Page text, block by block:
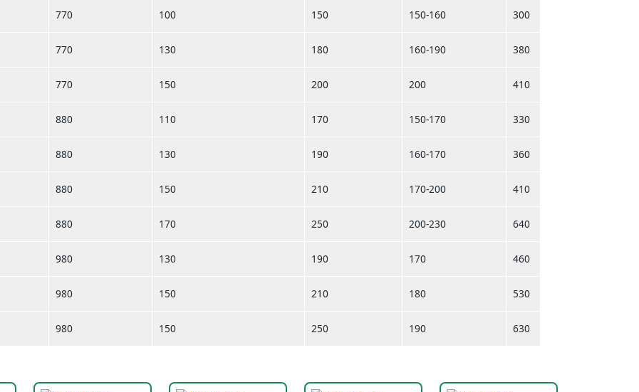
770 100 150 150-160 300
770 130 180 160-190 380
770 150 200 200 410
880 110 170 150-170 330
880 130 190 160-170 360
880 150 210 170-200 410
880 170 250 200-230 640
980 130 190 170 460
980 150 210 180 530
980 150 250 190 630